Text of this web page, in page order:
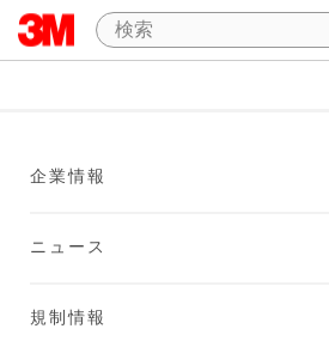
企業情報
ニュース
規制情報